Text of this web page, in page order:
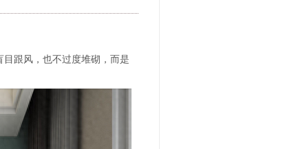
跟风，也不过度堆砌，而是